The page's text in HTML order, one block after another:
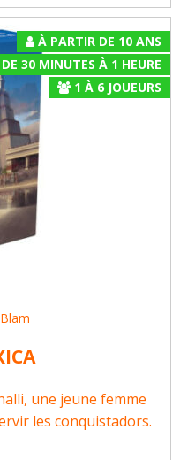
À PARTIR DE 10 ANS
DE 30 MINUTES À 1 HEURE
1 À 6JOUEURS
Blam
une jeune femme
les conquistadors.